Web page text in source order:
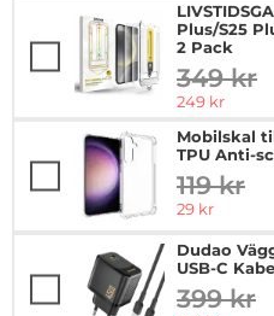
Plus/S25
2 Pack
tidigare
349 kr
rea pris
249 kr
Mobilskal
TPU Anti-
tidigare
119 kr
rea pris
29 kr
Dudao
USB-C
399 kr